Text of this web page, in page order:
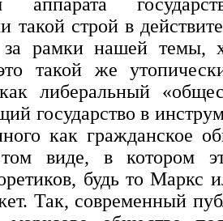
аппарата
такой строй в
за рамки нашей темы,
такой же
либеральный
государство в
как гражданское
виде, в котором
будь то Маркс
Так, современный